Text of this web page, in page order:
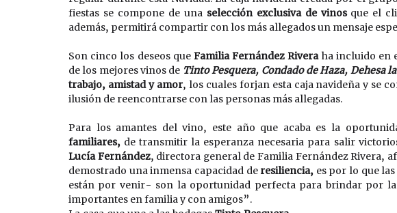
fiestas se compone de una selección exclusiva de vinos que el
además, permitirá compartir con los más allegados un mensaje
Son cinco los deseos que Familia Fernández Rivera ha incluido en
de los mejores vinos de Tinto Pesquera, Condado de Haza, Dehesa
trabajo, amistad y amor, los cuales forjan esta caja navideña y se
ilusión de reencontrarse con las personas más allegadas.
Para los amantes del vino, este año que acaba es la
familiares,
Lucía Fernández, directora general de Familia Fernández Rivera,
demostrado una inmensa capacidad de resiliencia, es por lo que
están por venir- son la oportunidad perfecta para brindar por
importantes en familia y con amigos”.